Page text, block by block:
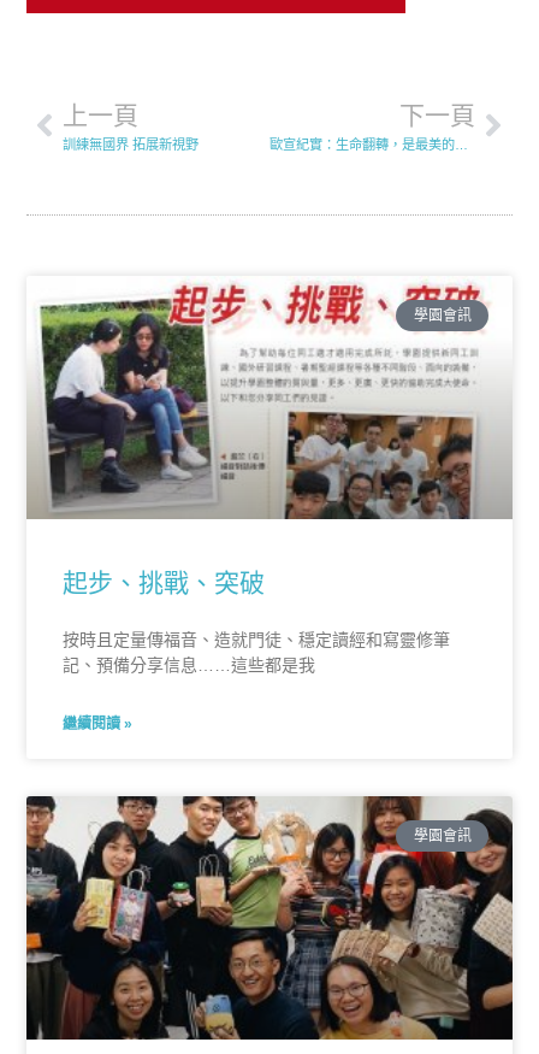
上一頁
訓練無國界 拓展新視野
下一頁
歐宣紀實：生命翻轉，是最美的奇蹟
學園會訊
起步、挑戰、突破
按時且定量傳福音、造就門徒、穩定讀經和寫靈修筆
記、預備分享信息……這些都是我
繼續閱讀 »
學園會訊